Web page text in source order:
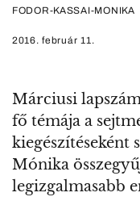
FODOR-KASSAI-MONIKA
2016. február 11.
Márciusi
fő témája a
kiegészítéseként
Mónika
legizgalmasabb